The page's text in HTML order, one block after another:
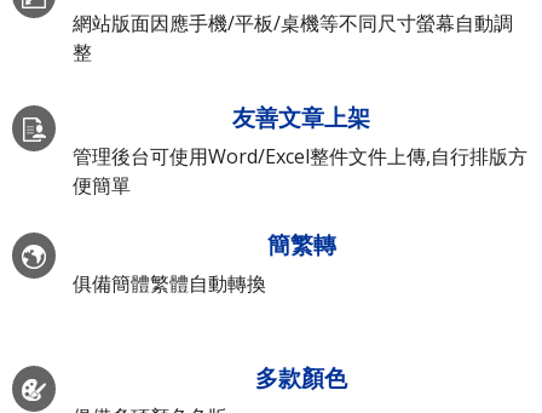
網站版面因應手機/平板/桌機等不同尺寸螢幕自動調
整
友善文章上架
管理後台可使用Word/Excel整件文件上傳,自行排版方
便簡單
簡繁轉
俱備簡體繁體自動轉換
多款顏色